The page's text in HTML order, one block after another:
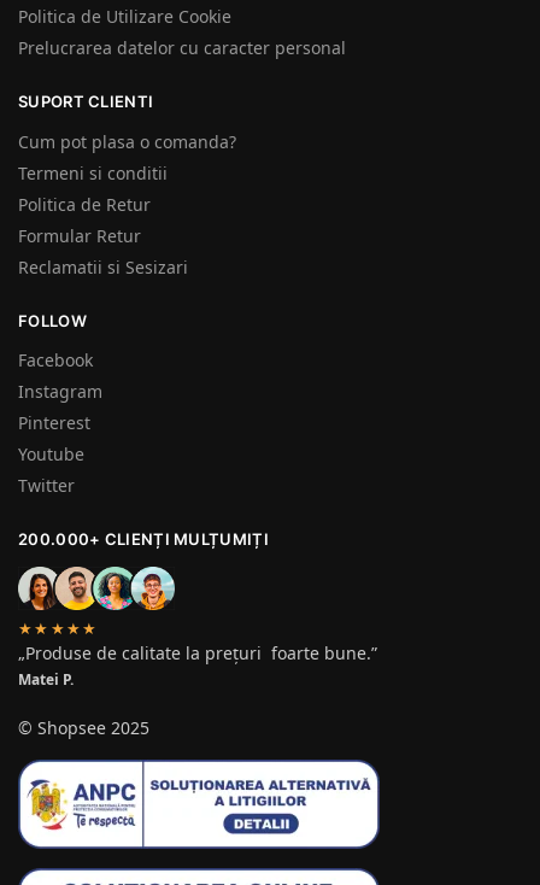
Politica de Utilizare Cookie
Prelucrarea datelor cu caracter personal
SUPORT CLIENTI
Cum pot plasa o comanda?
Termeni si conditii
Politica de Retur
Formular Retur
Reclamatii si Sesizari
FOLLOW
Facebook
Instagram
Pinterest
Youtube
Twitter
200.000+ CLIENȚI MULȚUMIȚI
★★★★★
„Produse de calitate la prețuri foarte bune.”
Matei P.
© Shopsee 2025